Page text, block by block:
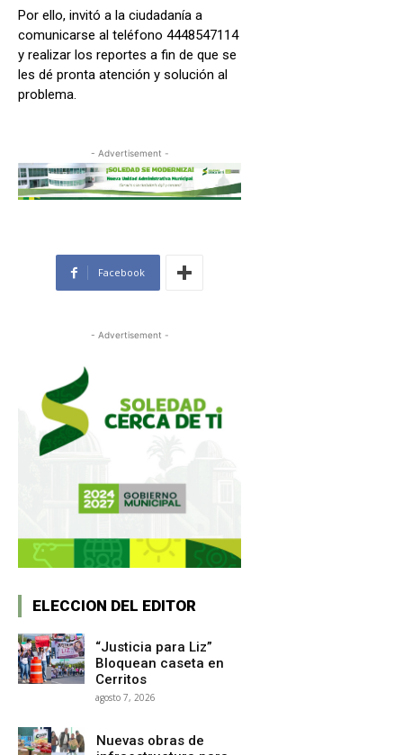
Por ello, invitó a la ciudadanía a
comunicarse al teléfono 4448547114
y realizar los reportes a fin de que se
les dé pronta atención y solución al
problema.
- Advertisement -
Facebook
- Advertisement -
ELECCION DEL EDITOR
“Justicia para Liz”
Bloquean caseta en
Cerritos
agosto 7, 2026
Nuevas obras de